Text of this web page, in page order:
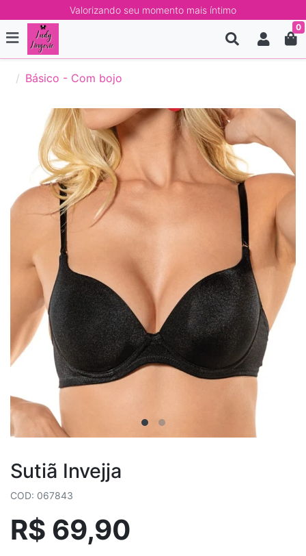
Valorizando seu momento mais íntimo
0
Básico - Com bojo
Sutiã Invejja
COD: 067843
R$ 69,90